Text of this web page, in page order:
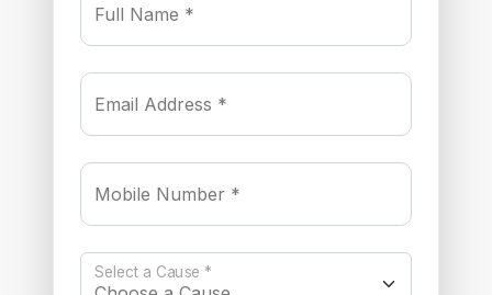
Full Name *
Email Address *
Mobile Number *
Select a Cause *